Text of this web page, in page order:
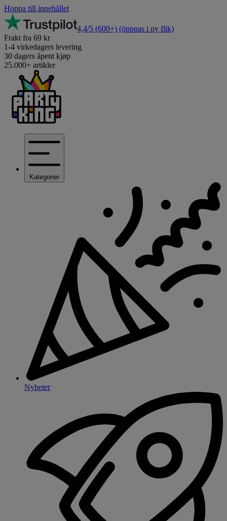
Hoppa till innehållet
4,4/5 (600+) (öppnas i ny flik)
Frakt fra 69 kr
1-4 virkedagers levering
30 dagers åpent kjøp
25.000+ artikler
Kategorier
Nyheter